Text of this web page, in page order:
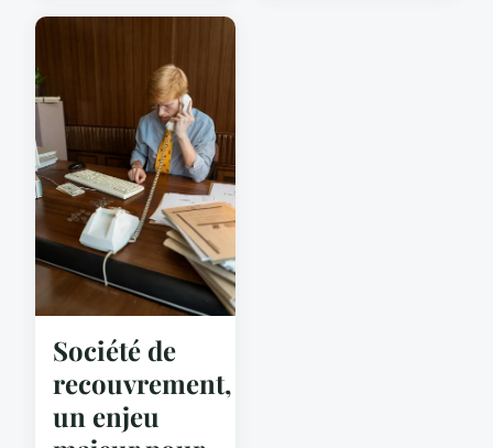
Société de
recouvrement,
un enjeu